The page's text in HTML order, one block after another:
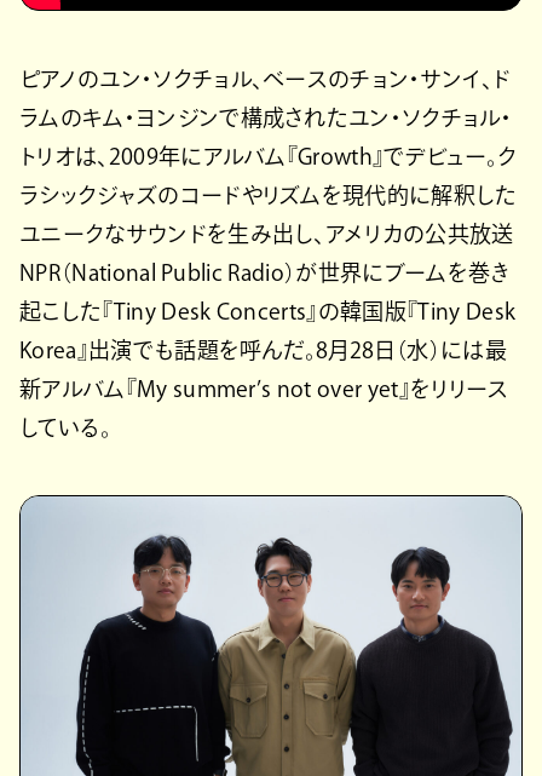
ピアノのユン・ソクチョル、ベースのチョン・サンイ、ド
ラムのキム・ヨンジンで構成されたユン・ソクチョル・
トリオは、2009年にアルバム『Growth』でデビュー。ク
ラシックジャズのコードやリズムを現代的に解釈した
ユニークなサウンドを生み出し、アメリカの公共放送
NPR（National Public Radio）が世界にブームを巻き
起こした『Tiny Desk Concerts』の韓国版『Tiny Desk
Korea』出演でも話題を呼んだ。8月28日（水）には最
新アルバム『My summer’s not over yet』をリリース
している。